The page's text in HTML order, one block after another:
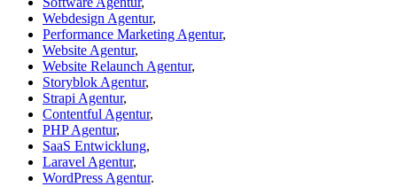
Webdesign Agentur,
Performance Marketing Agentur,
Website Agentur,
Website Relaunch Agentur,
Storyblok Agentur,
Strapi Agentur,
Contentful Agentur,
PHP Agentur,
SaaS Entwicklung,
Laravel Agentur,
WordPress Agentur.